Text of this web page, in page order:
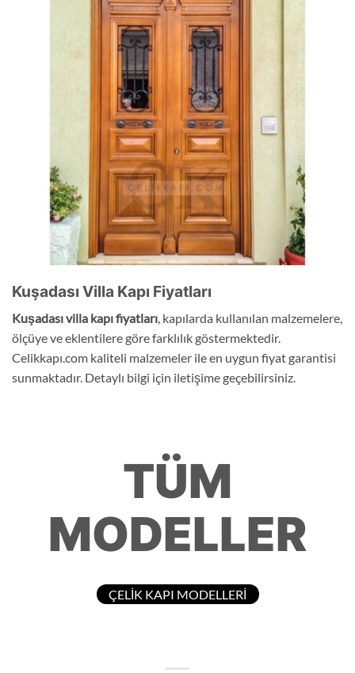
Kuşadası Villa Kapı Fiyatları
Kuşadasıvilla kapı fiyatları, kapılarda kullanılan malzemelere,
ölçüye ve eklentilere göre farklılık göstermektedir.
Celikkapı.com kaliteli malzemeler ile en uygun fiyat garantisi
sunmaktadır. Detaylı bilgi için iletişime geçebilirsiniz.
TÜM
MODELLER
ÇELİK KAPI MODELLERİ